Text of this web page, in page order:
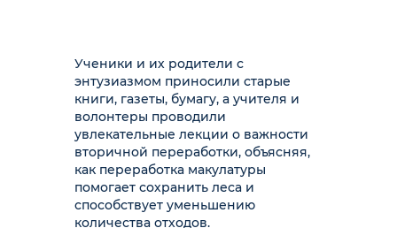
Ученики и их родители с
энтузиазмом приносили старые
книги, газеты, бумагу, а учителя и
волонтеры проводили
увлекательные лекции о важности
вторичной переработки, объясняя,
как переработка макулатуры
помогает сохранить леса и
способствует уменьшению
количества отходов.